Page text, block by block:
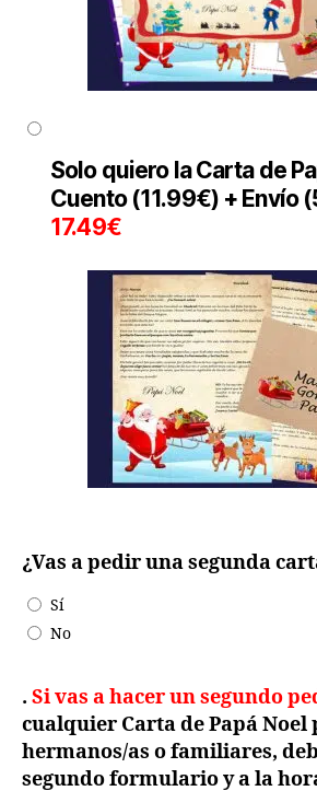
Solo quiero la Carta de
Cuento (11.99€) + Envío
17.49€
¿Vas a pedir una segunda
Sí
No
. Si vas a hacer un segundo
cualquier Carta de Papá Noel
hermanos/as o familiares,
segundo formulario ya la